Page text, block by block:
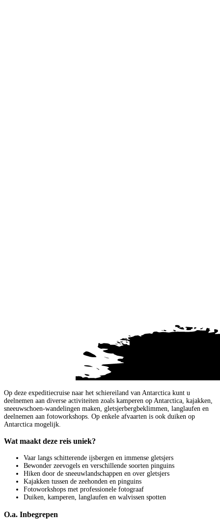
Op deze expeditiecruise naar het schiereiland van Antarctica kunt u
deelnemen aan diverse activiteiten zoals kamperen op Antarctica, kajakken,
sneeuwschoen-wandelingen maken, gletsjerbergbeklimmen, langlaufen en
deelnemen aan fotoworkshops. Op enkele afvaarten is ook duiken op
Antarctica mogelijk.
Wat maakt deze reis uniek?
Vaar langs schitterende ijsbergen en immense gletsjers
Bewonder zeevogels en verschillende soorten pinguins
Hiken door de sneeuwlandschappen en over gletsjers
Kajakken tussen de zeehonden en pinguins
Fotoworkshops met professionele fotograaf
Duiken, kamperen, langlaufen en walvissen spotten
O.a. Inbegrepen